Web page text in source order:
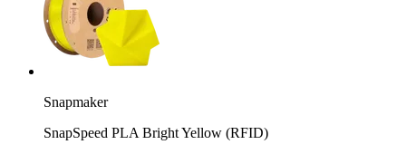
Snapmaker
SnapSpeed PLA Bright Yellow (RFID)